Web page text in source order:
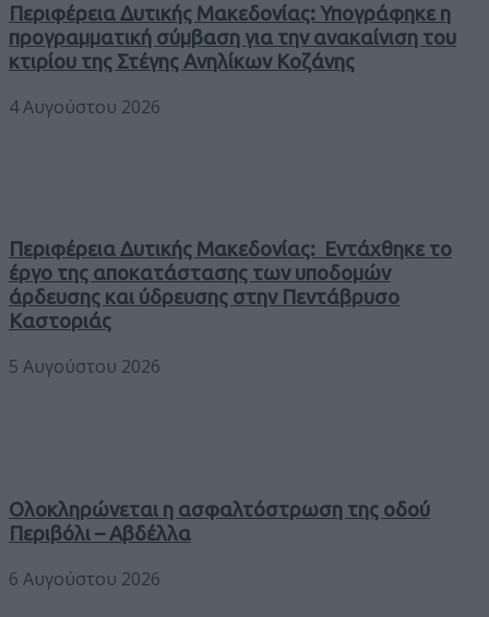
Περιφέρεια Δυτικής Μακεδονίας: Υπογράφηκε η
προγραμματική σύμβαση για την ανακαίνιση του
κτιρίου της Στέγης Ανηλίκων Κοζάνης
4 Αυγούστου 2026
Περιφέρεια Δυτικής Μακεδονίας: Εντάχθηκε το
έργο της αποκατάστασης των υποδομών
άρδευσης και ύδρευσης στην Πεντάβρυσο
Καστοριάς
5 Αυγούστου 2026
Ολοκληρώνεται η ασφαλτόστρωση της οδού
Περιβόλι – Αβδέλλα
6 Αυγούστου 2026